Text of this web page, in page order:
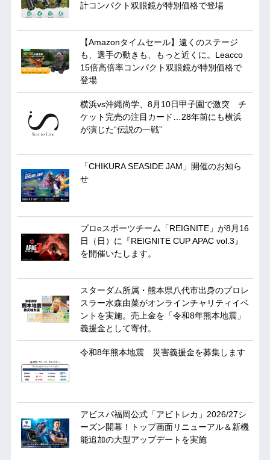
計コンパクト双眼鏡が特別価格で登場
【Amazonタイムセール】遠くのステージ
も、選手の動きも、もっと近くに。Leacco
15倍高倍率コンパクト双眼鏡が特別価格で
登場
横浜vs沖縄尚学、8月10日甲子園で激突 チ
ケット完売の注目カード…28年前にも横浜
が演じた“伝説の一戦”
「CHIKURA SEASIDE JAM」開催のお知ら
せ
プロeスポーツチーム「REIGNITE」が8月16
日（日）に『REIGNITE CUP APAC vol.3』
を開催いたします。
スターダム所属・熊本県八代市出身のプロレ
スラー水森由菜がオンラインチャリティイベ
ントを実施。売上金を「令和8年熊本地震」
義援金として寄付。
令和8年熊本地震 災害義援金を募集します
アビスパ福岡公式「アビトレカ」2026/27シ
ーズン開幕！トップ画面リニューアル＆新機
能追加の大型アップデートを実施